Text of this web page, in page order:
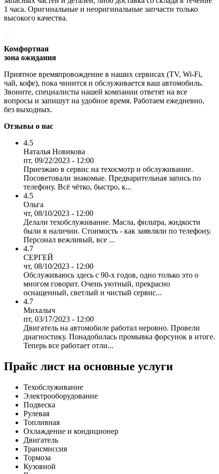
1 часа. Оригинальные и неоригинальные запчасти только
высокого качества.
Комфортная
зона ожидания
Приятное времяпровождение в наших сервисах (TV, Wi-Fi,
чай, кофе), пока чинится и обслуживается ваш автомобиль.
Звоните, специалисты нашей компании ответят на все
вопросы и запишут на удобное время. Работаем ежедневно,
без выходных.
Отзывы о нас
4.5
Наталья Новикова
пт, 09/22/2023 - 12:00
Приезжаю в сервис на техосмотр и обслуживание.
Посоветовали знакомые. Предварительная запись по
телефону. Всё чётко, быстро, к...
4.5
Ольга
чт, 08/10/2023 - 12:00
Делали техобслуживание. Масла, фильтра, жидкости
были в наличии. Стоимость - как заявляли по телефону.
Персонал вежливый, все ...
4.7
СЕРГЕЙ
чт, 08/10/2023 - 12:00
Обслуживаюсь здесь с 90-х годов, одно только это о
многом говорит. Очень уютный, прекрасно
оснащенный, светлый и чистый сервис...
4.7
Михалыч
пт, 03/17/2023 - 12:00
Двигатель на автомобиле работал неровно. Провели
диагностику. Понадобилась промывка форсунок в итоге.
Теперь все работает отли...
Прайс лист на основные услуги
Техобслуживание
Электрооборудование
Подвеска
Рулевая
Топливная
Охлаждение и кондиционер
Двигатель
Трансмиссия
Тормоза
Кузовной